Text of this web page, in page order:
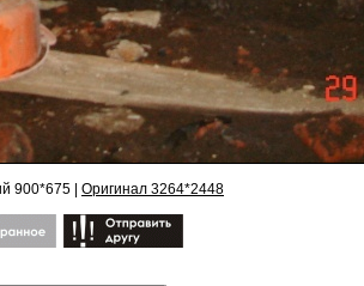
900*675 | Оригинал 3264*2448